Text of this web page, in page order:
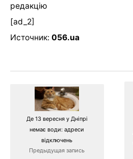
редакцію
[ad_2]
Источник: 056.ua
Де 13 вересня у Дніпрі
немає води: адреси
відключень
Предыдущая запись